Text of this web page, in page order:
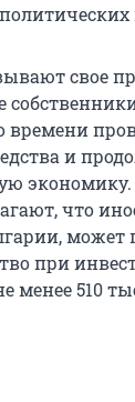
свое
и
что
может
при
510